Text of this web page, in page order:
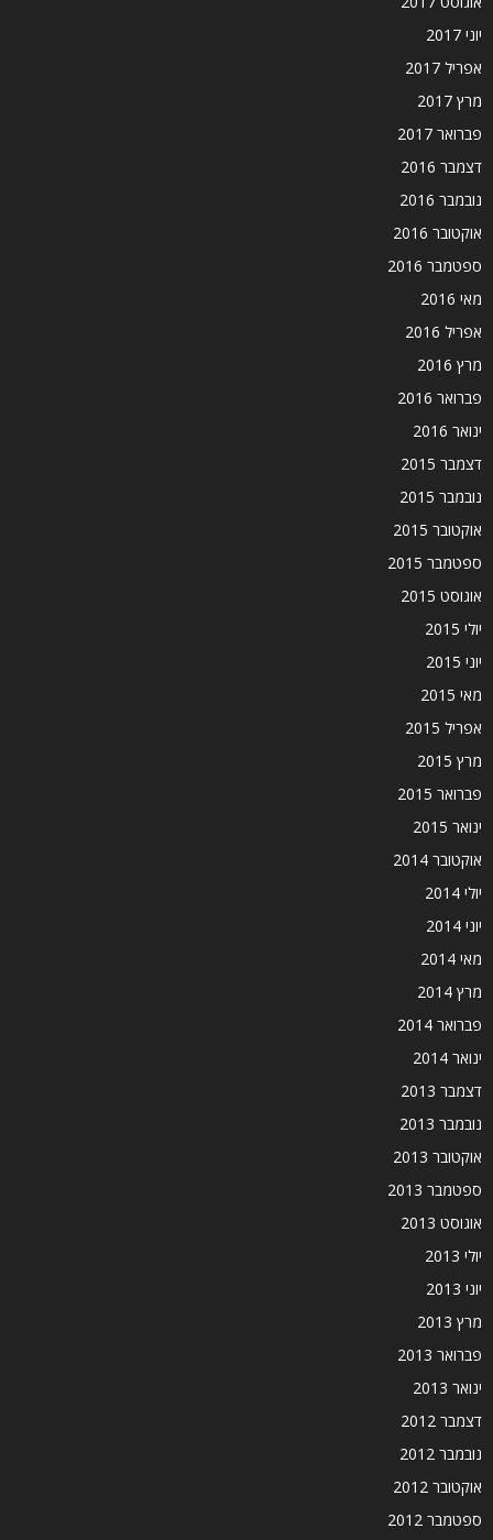
יוני 2017
אפריל 2017
מרץ 2017
פברואר 2017
דצמבר 2016
נובמבר 2016
אוקטובר 2016
ספטמבר 2016
מאי 2016
אפריל 2016
מרץ 2016
פברואר 2016
ינואר 2016
דצמבר 2015
נובמבר 2015
אוקטובר 2015
ספטמבר 2015
אוגוסט 2015
יולי 2015
יוני 2015
מאי 2015
אפריל 2015
מרץ 2015
פברואר 2015
ינואר 2015
אוקטובר 2014
יולי 2014
יוני 2014
מאי 2014
מרץ 2014
פברואר 2014
ינואר 2014
דצמבר 2013
נובמבר 2013
אוקטובר 2013
ספטמבר 2013
אוגוסט 2013
יולי 2013
יוני 2013
מרץ 2013
פברואר 2013
ינואר 2013
דצמבר 2012
נובמבר 2012
אוקטובר 2012
ספטמבר 2012